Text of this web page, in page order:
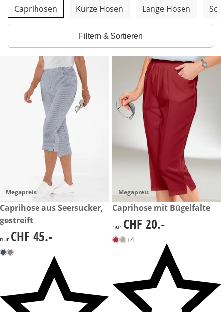
Weitere Kategorien überspringen
Caprihosen Kurze Hosen Lange Hosen
Filtern & Sortieren
Megapreis
CHF 45.-
Caprihose aus Seersucker,
gestreift
CHF 45.-
nur CHF 45.-
Megapreis
CHF 20.-
Caprihose mit Bügelfalte
CHF 20.-
nur CHF 20.-
+4